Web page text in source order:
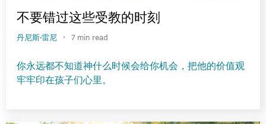
不要错过这些受教的时刻
丹尼斯·雷尼 · 7 min read
你永远都不知道神什么时候会给你机会，把他的价值观
牢牢印在孩子们心里。